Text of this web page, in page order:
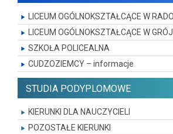
LICEUM OGÓLNOKSZTAŁCĄCE W
LICEUM OGÓLNOKSZTAŁCĄCE W
SZKOŁA POLICEALNA
CUDZOZIEMCY – informacje
STUDIA PODYPLOMOWE
KIERUNKI DLA NAUCZYCIELI
POZOSTAŁE KIERUNKI